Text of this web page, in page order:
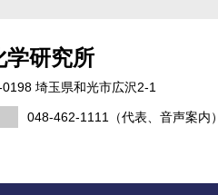
学研究所
埼玉県和光市広沢2-1
048-462-1111 （代表、音声案内）